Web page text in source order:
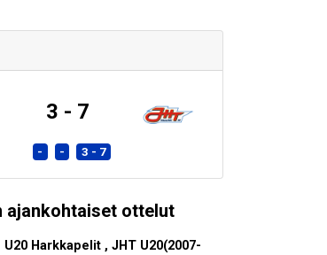
3 - 7
- - 3 - 7
ajankohtaiset ottelut
U20 Harkkapelit , JHT U20(2007-